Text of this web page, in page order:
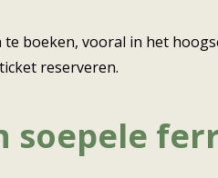
boeken, vooral in het
reserveren.
soepele